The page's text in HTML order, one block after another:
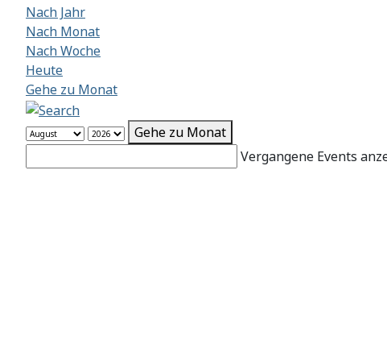
Nach Jahr
Nach Monat
Nach Woche
Heute
Gehe zu Monat
Gehe zu Monat
Vergangene Events